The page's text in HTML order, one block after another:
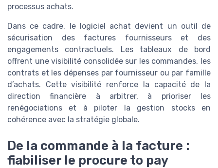
processus achats.
Dans ce cadre, le logiciel achat devient un outil de
sécurisation des factures fournisseurs et des
engagements contractuels. Les tableaux de bord
offrent une visibilité consolidée sur les commandes, les
contrats et les dépenses par fournisseur ou par famille
d’achats. Cette visibilité renforce la capacité de la
direction financière à arbitrer, à prioriser les
renégociations et à piloter la gestion stocks en
cohérence avec la stratégie globale.
De la commande à la facture :
fiabiliser le procure to pay